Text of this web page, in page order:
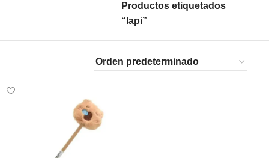
Productos etiquetados
“lapi”